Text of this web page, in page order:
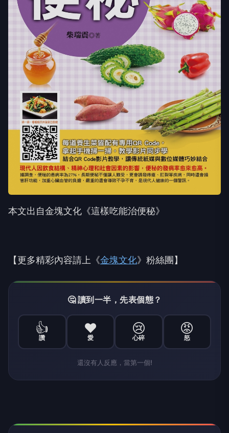
本文出自金塊文化《這樣吃能治便秘》
【更多精彩內容請上《金塊文化》粉絲團】
🤔 讀到一半，先表個態？
👍
讚
❤️
愛
😢
心碎
😡
怒
還沒有人反應，當第一個!